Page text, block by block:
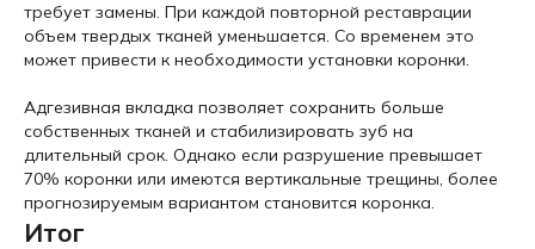
требует замены. При каждой повторной реставрации
объем твердых тканей уменьшается. Со временем это
может привести к необходимости установки коронки.
Адгезивная вкладка позволяет сохранить больше
собственных тканей и стабилизировать зуб на
длительный срок. Однако если разрушение превышает
70% коронки или имеются вертикальные трещины, более
прогнозируемым вариантом становится коронка.
Итог